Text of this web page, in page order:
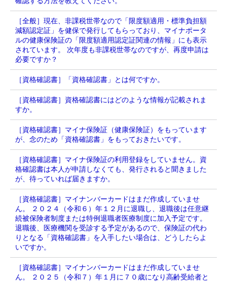
［全般］現在、非課税世帯なので「限度額適用・標準負担額
減額認定証」を健保で発行してもらっており、マイナポータ
ルの健康保険証の「限度額適用認定証関連の情報」にも表示
されています。 次年度も非課税世帯なのですが、再度申請は
必要ですか？
［資格確認書］「資格確認書」とは何ですか。
［資格確認書］資格確認書にはどのような情報が記載されま
すか。
［資格確認書］マイナ保険証（健康保険証）をもっています
が、念のため「資格確認書」をもっておきたいです。
［資格確認書］マイナ保険証の利用登録をしていません。資
格確認書は本人が申請しなくても、発行されると聞きました
が、待っていれば届きますか。
［資格確認書］マイナンバーカードはまだ作成していませ
ん。 ２０２４（令和６）年１２月に退職し、退職後は任意継
続被保険者制度または特例退職者医療制度に加入予定です。
退職後、医療機関を受診する予定があるので、保険証の代わ
りとなる「資格確認書」を入手したい場合は、どうしたらよ
いですか。
［資格確認書］マイナンバーカードはまだ作成していませ
ん。 ２０２５（令和７）年１月に７０歳になり高齢受給者と